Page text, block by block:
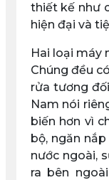
thiết kế như
hiện đại và
Hai loại máy
Chúng đều
rửa tương
Nam nói
biến hơn vì
bộ, ngăn
nước ngoài,
ra bên